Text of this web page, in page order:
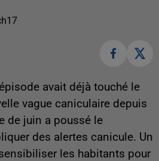
avait déjà touché le
vague caniculaire depuis
de juin a poussé le
des alertes canicule. Un
les habitants pour